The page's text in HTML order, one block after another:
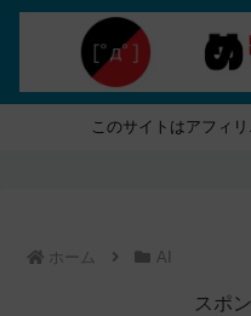
このサイトはアフィ
ホーム AI
スポ